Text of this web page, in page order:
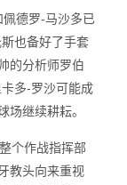
德罗-马沙多已
也备好了手套
的分析师罗伯
多-罗沙可能成
场继续耕耘。
个作战指挥部
教头向来重视